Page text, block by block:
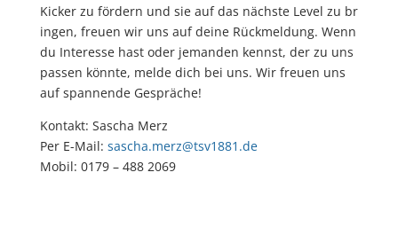
Kicker zu fördern und sie auf das nächste Level zu br
ingen, freuen wir uns auf deine Rückmeldung. Wenn
du Interesse hast oder jemanden kennst, der zu uns
passen könnte, melde dich bei uns. Wir freuen uns
auf spannende Gespräche!
Kontakt: Sascha Merz
Per E-Mail: sascha.merz@tsv1881.de
Mobil: 0179 – 488 2069